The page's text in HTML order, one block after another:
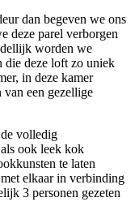
dan begeven we ons
deze parel verborgen
worden we
die deze loft zo uniek
in deze kamer
een gezellige
volledig
ook leek kok
te laten
elkaar in verbinding
3 personen gezeten